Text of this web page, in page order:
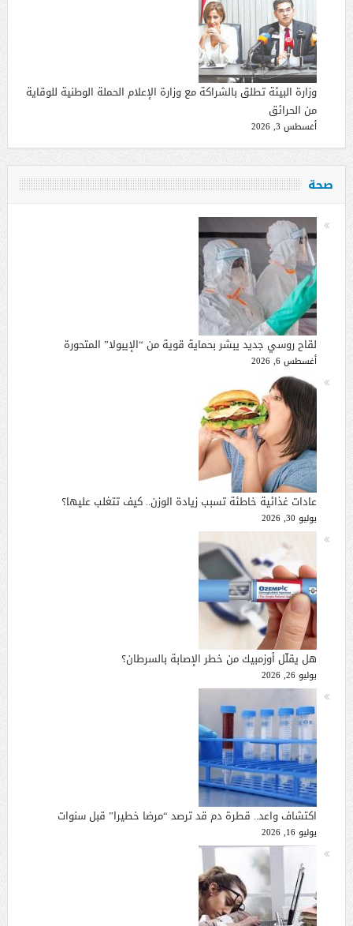
وزارة البيئة تطلق بالشراكة مع وزارة الإعلام الحملة الوطنية للوقاية
من الحرائق
أغسطس 3, 2026
صحة
لقاح روسي جديد يبشر بحماية قوية من “الإيبولا” المتحورة
أغسطس 6, 2026
عادات غذائية خاطئة تسبب زيادة الوزن.. كيف تتغلب عليها؟
يوليو 30, 2026
هل يقلّل أوزمبيك من خطر الإصابة بالسرطان؟
يوليو 26, 2026
اكتشاف واعد.. قطرة دم قد ترصد “مرضا خطيرا” قبل سنوات
يوليو 16, 2026